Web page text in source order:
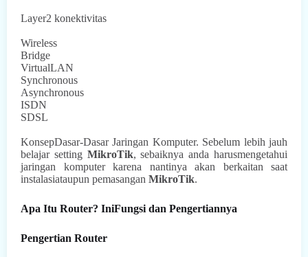
Layer2 konektivitas
Wireless
Bridge
VirtualLAN
Synchronous
Asynchronous
ISDN
SDSL
KonsepDasar-Dasar Jaringan Komputer. Sebelum lebih jauh
belajar setting MikroTik, sebaiknya anda harusmengetahui
jaringan komputer karena nantinya akan berkaitan saat
instalasiataupun pemasangan MikroTik.
Apa Itu Router? IniFungsi dan Pengertiannya
Pengertian Router